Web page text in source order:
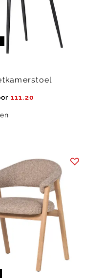
111.20